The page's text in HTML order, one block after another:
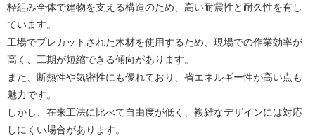
枠組み全体で建物を支える構造のため、高い耐震性と耐久性を有し
ています。
工場でプレカットされた木材を使用するため、現場での作業効率が
高く、工期が短縮できる傾向があります。
また、断熱性や気密性にも優れており、省エネルギー性が高い点も
魅力です。
しかし、在来工法に比べて自由度が低く、複雑なデザインには対応
しにくい場合があります。